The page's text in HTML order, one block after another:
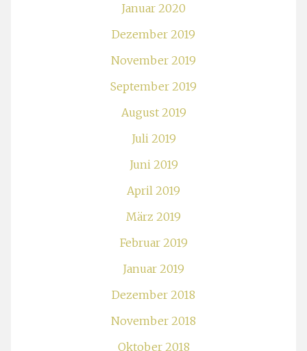
Januar 2020
Dezember 2019
November 2019
September 2019
August 2019
Juli 2019
Juni 2019
April 2019
März 2019
Februar 2019
Januar 2019
Dezember 2018
November 2018
Oktober 2018